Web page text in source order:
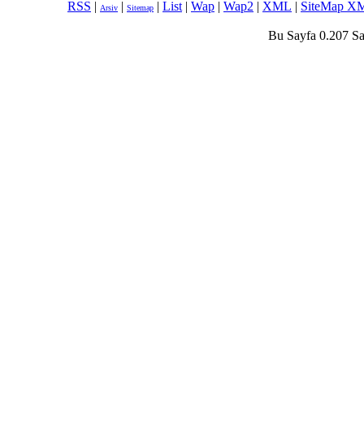
RSS | Arsiv | Sitemap | List | Wap | Wap2 | XML | SiteMap
Bu Sayfa 0.207